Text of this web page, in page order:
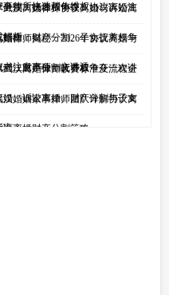
事律所快速帮你维权
分割、抚养权争夺、协议离婚注
解析
武汉离婚律师协议离婚与诉讼离
指南：财产分割、子女抚养权争
书注意事项一文讲透
婚律师揭秘：2026年协议离婚与
程，财产分割抚养权争夺一次讲
武汉离婚律师收费标准及流程全
婚、诉讼离婚、财产分割与子女
南
汉婚姻家事律师团队详解协议离
离婚财产分割策略